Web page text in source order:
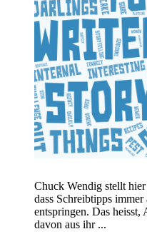
Chuck Wendig stellt
dass Schreibtipps immer
entspringen. Das heisst,
davon aus ihr ...